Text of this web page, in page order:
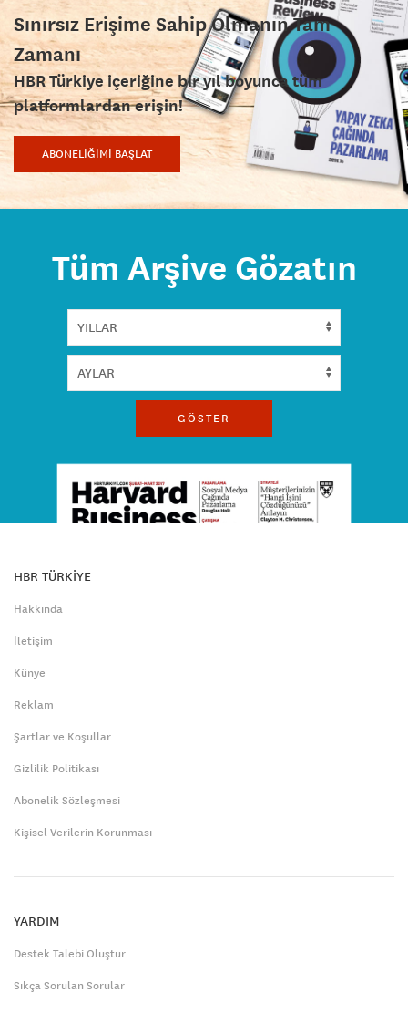
Sınırsız Erişime Sahip Olmanın Tam
Zamanı
HBR Türkiye içeriğine bir yıl boyunca tüm
platformlardan erişin!
ABONELİĞİMİ BAŞLAT
Tüm Arşive Gözatın
GÖSTER
HBR TÜRKİYE
Hakkında
İletişim
Künye
Reklam
Şartlar ve Koşullar
Gizlilik Politikası
Abonelik Sözleşmesi
Kişisel Verilerin Korunması
YARDIM
Destek Talebi Oluştur
Sıkça Sorulan Sorular